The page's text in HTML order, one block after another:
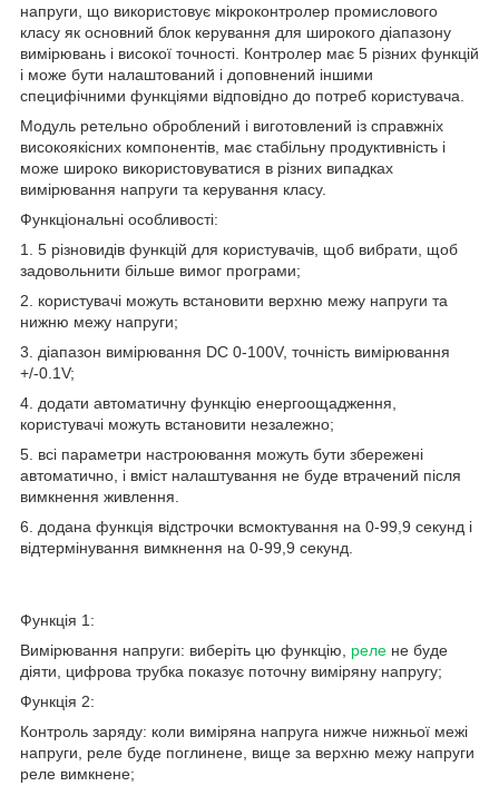
напруги, що використовує мікроконтролер промислового
класу як основний блок керування для широкого діапазону
вимірювань і високої точності. Контролер має 5 різних функцій
і може бути налаштований і доповнений іншими
специфічними функціями відповідно до потреб користувача.
Модуль ретельно оброблений і виготовлений із справжніх
високоякісних компонентів, має стабільну продуктивність і
може широко використовуватися в різних випадках
вимірювання напруги та керування класу.
Функціональні особливості:
1. 5 різновидів функцій для користувачів, щоб вибрати, щоб
задовольнити більше вимог програми;
2. користувачі можуть встановити верхню межу напруги та
нижню межу напруги;
3. діапазон вимірювання DC 0-100V, точність вимірювання
+/-0.1V;
4. додати автоматичну функцію енергоощадження,
користувачі можуть встановити незалежно;
5. всі параметри настроювання можуть бути збережені
автоматично, і вміст налаштування не буде втрачений після
вимкнення живлення.
6. додана функція відстрочки всмоктування на 0-99,9 секунд і
відтермінування вимкнення на 0-99,9 секунд.
Функція 1:
Вимірювання напруги: виберіть цю функцію, реле не буде
діяти, цифрова трубка показує поточну виміряну напругу;
Функція 2:
Контроль заряду: коли виміряна напруга нижче нижньої межі
напруги, реле буде поглинене, вище за верхню межу напруги
реле вимкнене;